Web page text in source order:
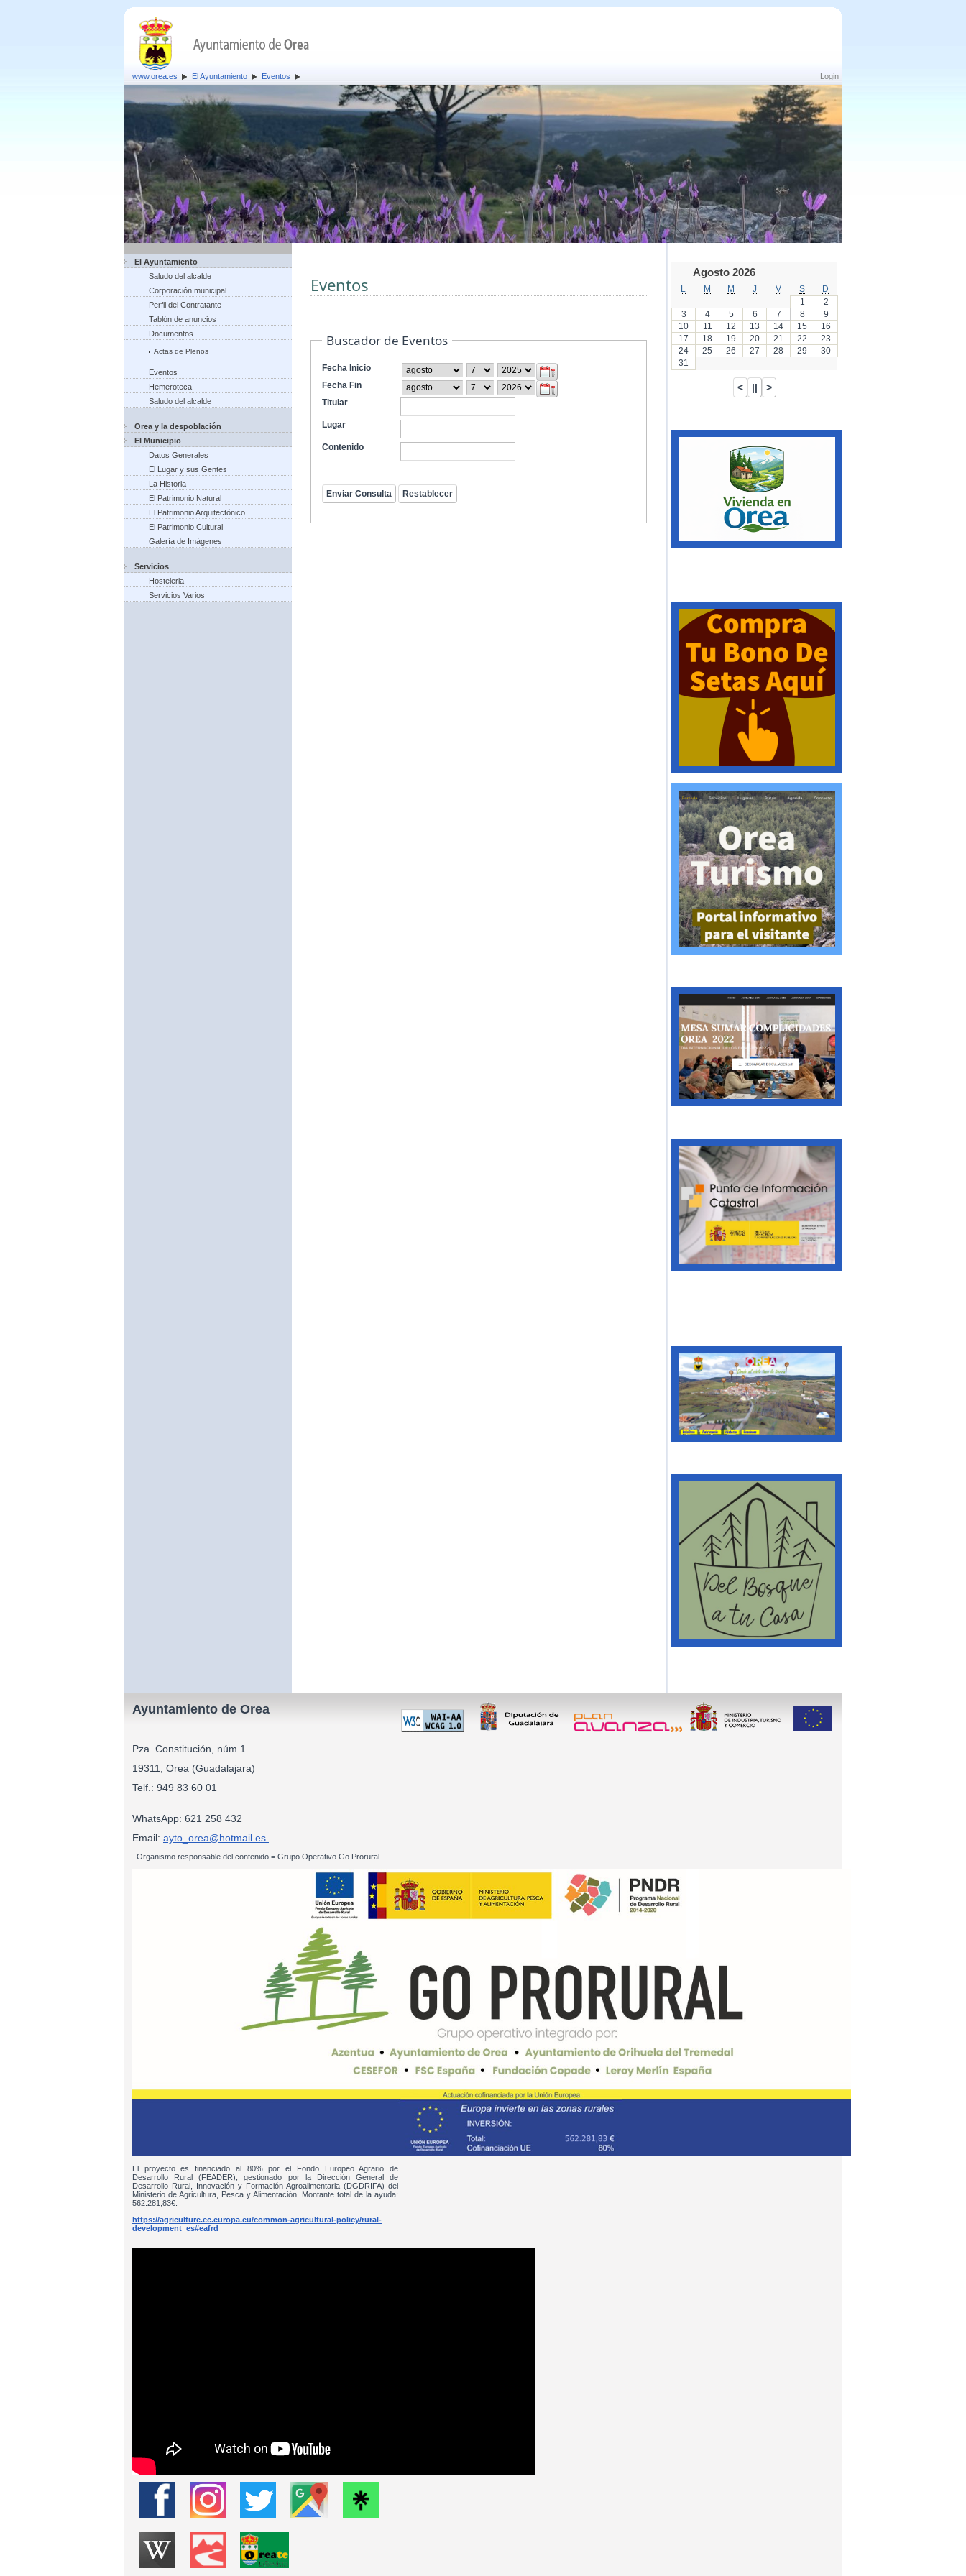
Login
www.orea.es El Ayuntamiento Eventos
El Ayuntamiento
Saludo del alcalde
Corporación municipal
Perfil del Contratante
Tablón de anuncios
Documentos
Actas de Plenos
Eventos
Hemeroteca
Saludo del alcalde
Orea y la despoblación
El Municipio
Datos Generales
El Lugar y sus Gentes
La Historia
El Patrimonio Natural
El Patrimonio Arquitectónico
El Patrimonio Cultural
Galería de Imágenes
Servicios
Hosteleria
Servicios Varios
Eventos
Buscador de Eventos
Fecha Inicio
Fecha Fin
Titular
Lugar
Contenido
Agosto 2026
M M J V S
D
1
2
3
4 5 6 7 8
9
10
11 12 13 14 15
16
17
18 19 20 21 22
23
24
25 26 27 28 29
30
31
Ayuntamiento de Orea
Pza. Constitución, núm 1
19311, Orea (Guadalajara)
Telf.: 949 83 60 01
WhatsApp: 621 258 432
Email: ayto_orea@hotmail.es
Organismo responsable del contenido = Grupo Operativo Go Prorural.
El proyecto es financiado al 80% por el Fondo Europeo Agrario de
Desarrollo Rural (FEADER), gestionado por la Dirección General de
Desarrollo Rural, Innovación y Formación Agroalimentaria (DGDRIFA) del
Ministerio de Agricultura, Pesca y Alimentación. Montante total de la ayuda:
562.281,83€.
https://agriculture.ec.europa.eu/common-agricultural-policy/rural-
development_es#eafrd